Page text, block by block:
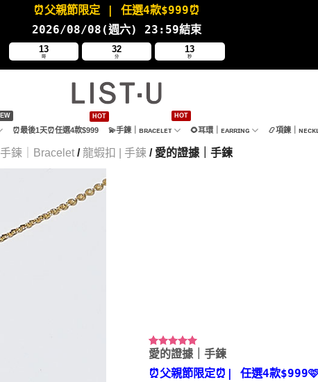
⏰父親節限定 | 任選4款$999⏰
2026/08/08(週六) 23:59結束
13
時
32
分
12
秒
⏰最後1天⏰任選4款$999 💫手鍊｜ʙʀᴀᴄᴇʟᴇᴛ 🌻耳環｜ᴇᴀʀʀɪɴɢ 📿項鍊｜
手鍊｜Bracelet /龍蝦扣 | 手鍊 / 愛的證據｜手鍊
評分5.00
/ 5，已有
1
位顧客進行
愛的證據｜手鍊
⏰父親節限定⏰ | 任選4款